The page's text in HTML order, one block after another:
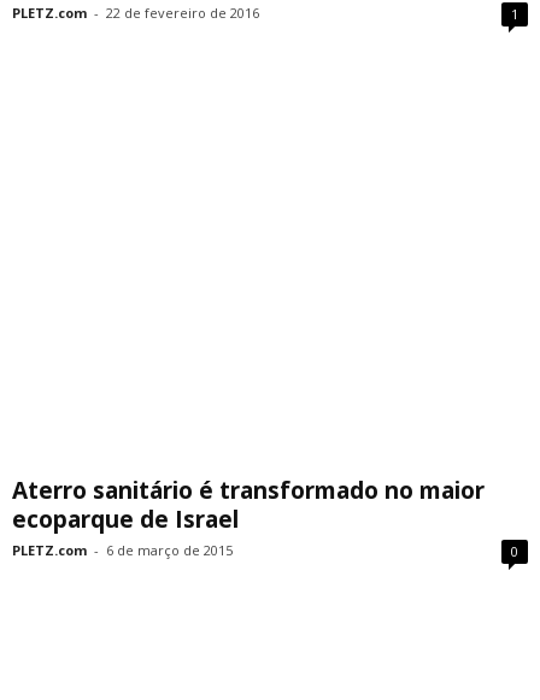
PLETZ.com - 22 de fevereiro de 2016 1
Aterro sanitário é transformado no maior
ecoparque de Israel
PLETZ.com - 6 de março de 2015 0